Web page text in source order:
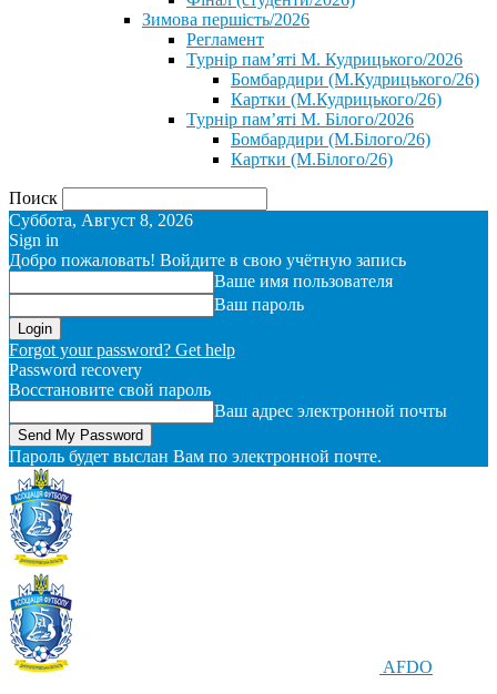
⁨Зимова першість/2026⁩
Регламент
Турнір пам’яті М. Кудрицького/2026
Бомбардири (М.Кудрицького/26)
Картки (М.Кудрицького/26)
Турнір пам’яті М. Білого/2026
Бомбардири (М.Білого/26)
Картки (М.Білого/26)
Поиск
Суббота, Август 8, 2026
Sign in
Добро пожаловать! Войдите в свою учётную запись
Ваше имя пользователя
Ваш пароль
Forgot your password? Get help
Password recovery
Восстановите свой пароль
Ваш адрес электронной почты
Пароль будет выслан Вам по электронной почте.
AFDO